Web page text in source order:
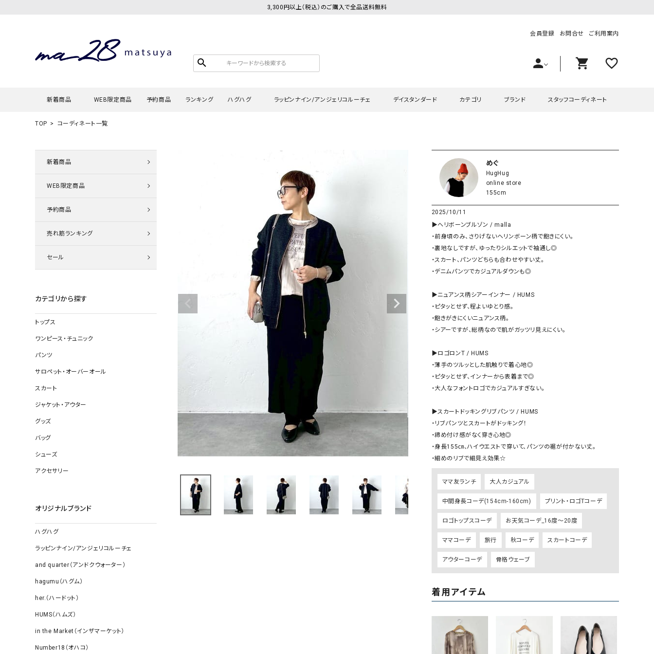
3,300円以上（税込）のご購入で全品送料無料
search
会員登録 お問合せ ご利用案内
person shopping_cart favorite_outline
新着商品 WEB限定商品 予約商品 ランキング ハグハグ
ロング・マキシ丈
その他スカート
すべて見る
バッグ
帽子
ソックス
ラッピンナイン/アンジェリコルーチェ
タンクトップ・キャミソール
デニムパンツ
その他のパンツ
その他アウター
デイスタンダード
チュニック
その他スカート
すべて見る
帽子
カテゴリ
ワンピース・チュニック
サロペット・オーバーオール
スカート
ジャケット・アウター
グッズ
ワンピース・チュニック
サロペット・オーバーオール
グッズ
ブランド
ラッピンナイン/アンジェリコルーチェ
hagumu（ハグム）
her.（ハードット）
and quarter（アンドクウォーター） HUMS（ハムズ）
Our.（アワードット）
Wrapin nine9（ラッピンナイン）
1%（イチ パーセント）
1 metre carre（アンメートルキャレ ）
adidas（アディダス）
Antiquite's（アンティークス）
リー）
Audition（オーディション）
blue willow（ブルーウィロー） prit（プリット）
CUBE SUGAR（キューブシュガー）
CONVERSE ALL STAR（コンバースオー
Risley（リズレー）
Champion（チャンピオン）
Deck（ディック）
Emma Taylor（エマテイラー） SUGAR ROSE（シュガーロ
FLAVOR TEE（フレーバーティー） squady by graphite（スカ
スタッフコーディネート
TOP コーディネート一覧
新着商品
WEB限定商品
予約商品
売れ筋ランキング
セール
カテゴリから探す
トップス
ワンピース・チュニック
パンツ
サロペット・オーバーオール
スカート
ジャケット・アウター
グッズ
バッグ
シューズ
アクセサリー
オリジナルブランド
ハグハグ
ラッピンナイン/アンジェリコルーチェ
and quarter（アンドクウォーター）
hagumu（ハグム）
her.（ハードット）
HUMS（ハムズ）
in the Market（インザマーケット）
Number18（オハコ）
めぐ
HugHug
online store
155cm
2025/10/11
▶︎ヘリボーンブルゾン / malla
・前身頃のみ、さりげないヘリンボーン柄で飽きにくい。
・裏地なしですが、ゆったりシルエットで袖通し◎
・スカート、パンツどちらも合わせやすい丈。
・デニムパンツでカジュアルダウンも◎
▶︎ニュアンス柄シアーインナー / HUMS
・ピタッとせず、程よいゆとり感。
・飽きがきにくいニュアンス柄。
・シアーですが、総柄なので肌がガッツリ見えにくい。
▶︎ロゴロンT / HUMS
・薄手のツルッとした肌触りで着心地◎
・ピタッとせず、インナーから表着まで◎
・大人なフォントロゴでカジュアルすぎない。
▶︎スカートドッキングリブパンツ / HUMS
・リブパンツとスカートがドッキング！
・締め付け感がなく穿き心地◎
・身長155㎝、ハイウエストで穿いて、パンツの裾が付かない丈。
・細めのリブで細見え効果☆
ママ友ランチ 大人カジュアル
中間身長コーデ(154cm-160cm) プリント・ロゴTコーデ
ロゴトップスコーデ お天気コーデ_16度～20度
ママコーデ 旅行 秋コーデ スカートコーデ
アウターコーデ 骨格ウェーブ
着用アイテム